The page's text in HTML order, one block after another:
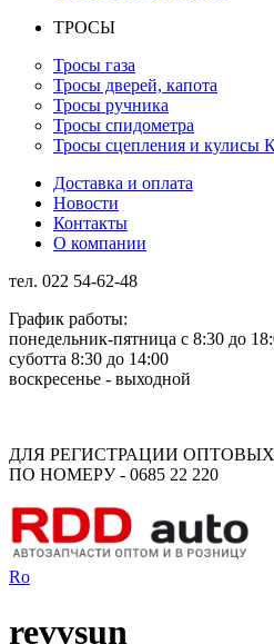
ТРОСЫ
Тросы газа
Тросы дверей, капота
Тросы ручника
Тросы спидометра
Тросы сцепления и кулисы
Доставка и оплата
Новости
Контакты
О компании
тел. 022 54-62-48
График работы:
понедельник-пятница с 8:30 до
суботта 8:30 до 14:00
воскресенье - выходной
ДЛЯ РЕГИСТРАЦИИ
ПО НОМЕРУ - 0685 22 220
Ro
revvsun